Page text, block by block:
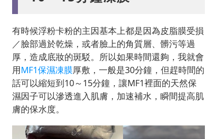
有時候浮粉卡粉的主因基本上都是因為皮脂膜受損
／臉部過於乾燥，或者臉上的角質層、髒污等過
厚，造成底妝的斑駁。所以如果時間還夠，我就會
用MF1保濕凍膜厚敷，一般是30分鐘，但趕時間的
話可以縮短到10～15分鐘，讓MF1裡面的天然保
濕因子可以滲透進入肌膚，加速補水，瞬間提高肌
膚的保水度。